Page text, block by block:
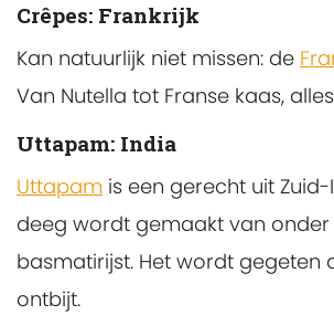
Crêpes: Frankrijk
Kan natuurlijk niet missen: de
Van Nutella tot Franse kaas,
Uttapam: India
Uttapam is een gerecht uit
deeg wordt gemaakt van
basmatirijst. Het wordt gegeten
ontbijt.